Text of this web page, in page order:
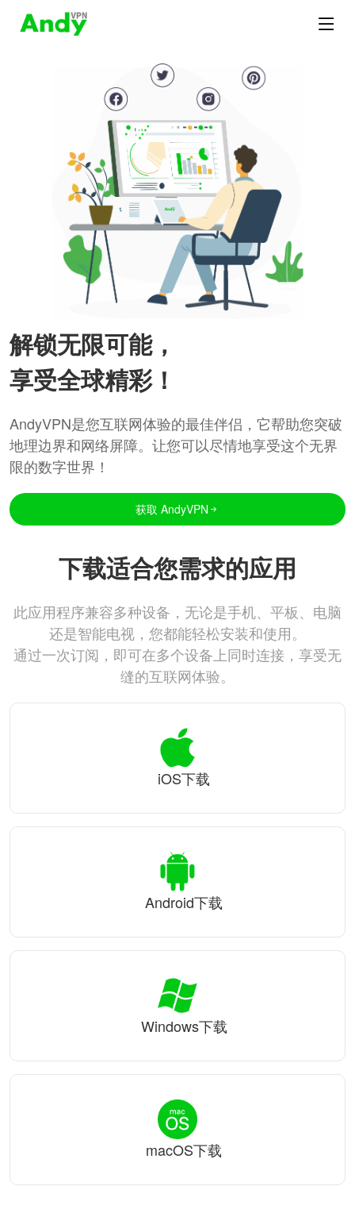
解锁无限可能，
享受全球精彩！
AndyVPN是您互联网体验的最佳伴侣，它帮助您突破
地理边界和网络屏障。让您可以尽情地享受这个无界
限的数字世界！
获取 AndyVPN
下载适合您需求的应用
此应用程序兼容多种设备，无论是手机、平板、电脑
还是智能电视，您都能轻松安装和使用。
通过一次订阅，即可在多个设备上同时连接，享受无
缝的互联网体验。
iOS下载
Android下载
Windows下载
macOS下载